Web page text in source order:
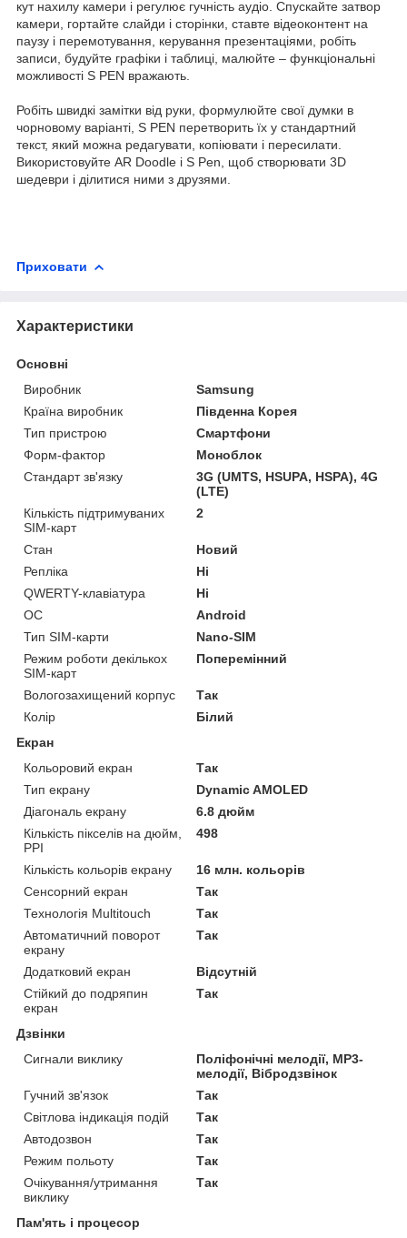
кут нахилу камери і регулює гучність аудіо. Спускайте затвор
камери, гортайте слайди і сторінки, ставте відеоконтент на
паузу і перемотування, керування презентаціями, робіть
записи, будуйте графіки і таблиці, малюйте – функціональні
можливості S PEN вражають.
Робіть швидкі замітки від руки, формулюйте свої думки в
чорновому варіанті, S PEN перетворить їх у стандартний
текст, який можна редагувати, копіювати і пересилати.
Використовуйте AR Doodle і S Pen, щоб створювати 3D
шедеври і ділитися ними з друзями.
Приховати
Характеристики
Основні
Виробник
Samsung
Країна виробник
Південна Корея
Тип пристрою
Смартфони
Форм-фактор
Моноблок
Стандарт зв'язку
3G (UMTS, HSUPA, HSPA), 4G
(LTE)
Кількість підтримуваних
SIM-карт
2
Стан
Новий
Репліка
Ні
QWERTY-клавіатура
Ні
ОС
Android
Тип SIM-карти
Nano-SIM
Режим роботи декількох
SIM-карт
Поперемінний
Вологозахищений корпус
Так
Колір
Білий
Екран
Кольоровий екран
Так
Тип екрану
Dynamic AMOLED
Діагональ екрану
6.8 дюйм
Кількість пікселів на дюйм,
PPI
498
Кількість кольорів екрану
16 млн. кольорів
Сенсорний екран
Так
Технологія Multitouch
Так
Автоматичний поворот
екрану
Так
Додатковий екран
Відсутній
Стійкий до подряпин
екран
Так
Дзвінки
Сигнали виклику
Поліфонічні мелодії, MP3-
мелодії, Вібродзвінок
Гучний зв'язок
Так
Світлова індикація подій
Так
Автодозвон
Так
Режим польоту
Так
Очікування/утримання
виклику
Так
Пам'ять і процесор